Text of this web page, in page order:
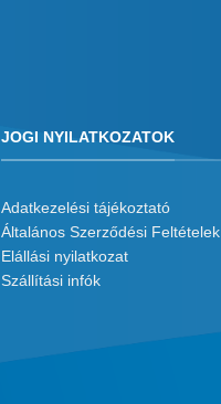
JOGI NYILATKOZATOK
Adatkezelési tájékoztató
Általános Szerződési Feltételek
Elállási nyilatkozat
Szállítási infók